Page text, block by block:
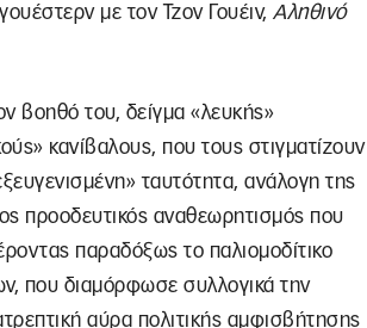
με τον Τζον Γουέιν, Αληθινό
βοηθό του, δείγμα «λευκής»
κανίβαλους, που τους στιγματίζουν
ταυτότητα, ανάλογη της
προοδευτικός αναθεωρητισμός που
παραδόξως το παλιομοδίτικο
που διαμόρφωσε συλλογικά την
αύρα πολιτικής αμφισβήτησης